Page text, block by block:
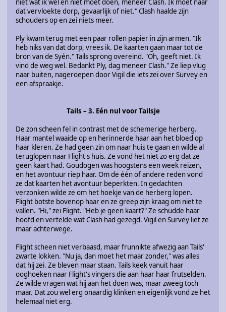
niet wat ik wel en niet moet doen, meneer Clash. Ik moet naar
dat vervloekte dorp, gevaarlijk of niet." Clash haalde zijn
schouders op en zei niets meer.
Ply kwam terug met een paar rollen papier in zijn armen. "Ik
heb niks van dat dorp, vrees ik. De kaarten gaan maar tot de
bron van de Syén." Tails sprong overeind. "Oh, geeft niet. Ik
vind de weg wel. Bedankt Ply, dag meneer Clash." Ze liep vlug
naar buiten, nageroepen door Vigil die iets zei over Survey en
een afspraakje.
Tails – 3. Eén nul voor Tailsje
De zon scheen fel in contrast met de schemerige herberg.
Haar mantel waaide op en herinnerde haar aan het bloed op
haar kleren. Ze had geen zin om naar huis te gaan en wilde al
teruglopen naar Flight's huis. Ze vond het niet zo erg dat ze
geen kaart had. Goudogen was hoogstens een week reizen,
en het avontuur riep haar. Om de één of andere reden vond
ze dat kaarten het avontuur beperkten. In gedachten
verzonken wilde ze om het hoekje van de herberg lopen.
Flight botste bovenop haar en ze greep zijn kraag om niet te
vallen. "Hi," zei Flight. "Heb je geen kaart?" Ze schudde haar
hoofd en vertelde wat Clash had gezegd. Vigil en Survey liet ze
maar achterwege.
Flight scheen niet verbaasd, maar frunnikte afwezig aan Tails'
zwarte lokken. "Nu ja, dan moet het maar zonder," was alles
dat hij zei. Ze bleven maar staan. Tails keek vanuit haar
ooghoeken naar Flight's vingers die aan haar haar frutselden.
Ze wilde vragen wat hij aan het doen was, maar zweeg toch
maar. Dat zou wel erg onaardig klinken en eigenlijk vond ze het
helemaal niet erg.